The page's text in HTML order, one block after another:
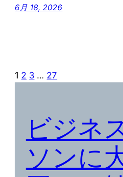
6月 18, 2026
1 2 3 … 27
ビジネ
ソンに